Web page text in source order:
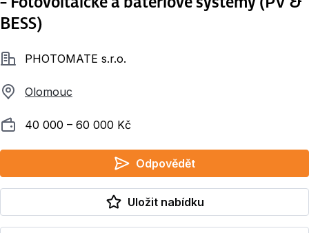
BESS)
SpolečnostPHOTOMATE s.r.o.
Olomouc
Plat 40 000 ‍–‍ 60 000 Kč
Odpovědět
Uložit nabídku